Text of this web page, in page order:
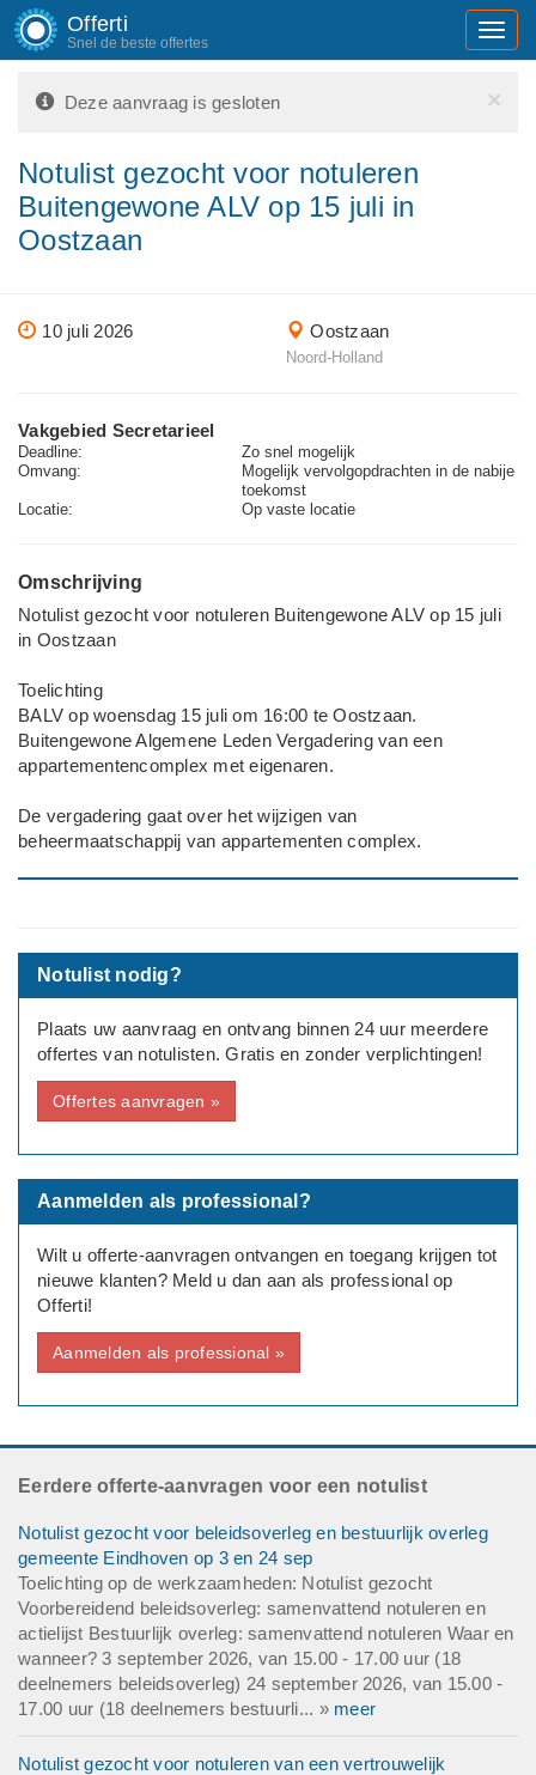
Offerti
Snel de beste offertes
×
Deze aanvraag is gesloten
Notulist gezocht voor notuleren
Buitengewone ALV op 15 juli in
Oostzaan
10 juli 2026 Oostzaan
Noord-Holland
Vakgebied Secretarieel
Deadline:
Zo snel mogelijk
Omvang:
Mogelijk vervolgopdrachten in de nabije
toekomst
Locatie:
Op vaste locatie
Omschrijving
Notulist gezocht voor notuleren Buitengewone ALV op 15 juli
in Oostzaan
Toelichting
BALV op woensdag 15 juli om 16:00 te Oostzaan.
Buitengewone Algemene Leden Vergadering van een
appartementencomplex met eigenaren.
De vergadering gaat over het wijzigen van
beheermaatschappij van appartementen complex.
Notulist nodig?
Plaats uw aanvraag en ontvang binnen 24 uur meerdere
offertes van notulisten. Gratis en zonder verplichtingen!
Offertes aanvragen »
Aanmelden als professional?
Wilt u offerte-aanvragen ontvangen en toegang krijgen tot
nieuwe klanten? Meld u dan aan als professional op
Offerti!
Aanmelden als professional »
Eerdere offerte-aanvragen voor een notulist
Notulist gezocht voor beleidsoverleg en bestuurlijk overleg
gemeente Eindhoven op 3 en 24 sep
Toelichting op de werkzaamheden: Notulist gezocht
Voorbereidend beleidsoverleg: samenvattend notuleren en
actielijst Bestuurlijk overleg: samenvattend notuleren Waar en
wanneer? 3 september 2026, van 15.00 - 17.00 uur (18
deelnemers beleidsoverleg) 24 september 2026, van 15.00 -
17.00 uur (18 deelnemers bestuurli... » meer
Notulist gezocht voor notuleren van een vertrouwelijk